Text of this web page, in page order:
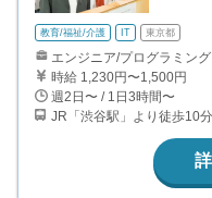
教育/福祉/介護 IT 東京都
エンジニア/プログラミング
時給 1,230円〜1,500円
週2日〜 / 1日3時間〜